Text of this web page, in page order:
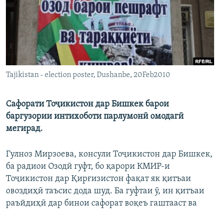
ГУЗОРИШҲОИ РАДИОӢ
Русский
ПАЙГИРӢ КУНЕД
Ҳамаи сомонаҳои RFE/RL
Tajikistan - election poster, Dushanbe, 20Feb2010
Сафорати Тоҷикистон дар Бишкек барои
баргузории интихоботи парлумонӣ омодагӣ
мегирад.
Гулноз Мирзоева, консули Тоҷикистон дар Бишкек,
ба радиои Озодӣ гуфт, бо қарори КМИР-и
Тоҷикистон дар Қирғизистон фақат як қитъаи
овоздиҳӣ таъсис дода шуд. Ба гуфтаи ӯ, ин қитъаи
раъйдиҳӣ дар бинои сафорат воқеъ гаштааст ва